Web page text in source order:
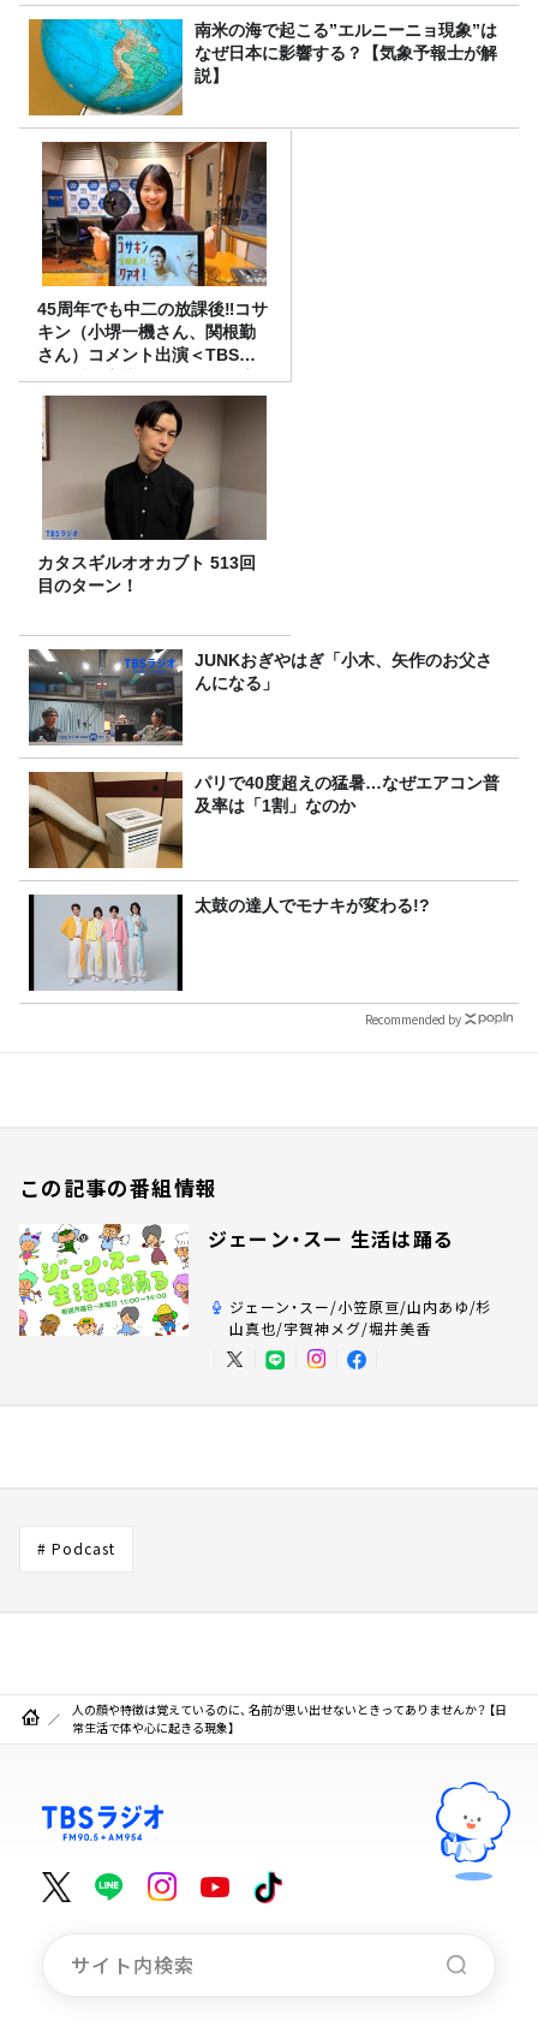
南米の海で起こる”エルニーニョ現象”は
なぜ日本に影響する？【気象予報士が解
説】
45周年でも中二の放課後‼コサ
キン（小堺一機さん、関根勤
さん）コメント出演＜TBSラ
ジオ番組審議会からのご報告
＞
カタスギルオオカブト 513回
目のターン！
JUNKおぎやはぎ「小木、矢作のお父さ
んになる」
パリで40度超えの猛暑…なぜエアコン普
及率は「1割」なのか
太鼓の達人でモナキが変わる!?
Recommended by
この記事の番組情報
ジェーン・スー 生活は踊る
ジェーン・スー/小笠原亘/山内あゆ/杉
山真也/宇賀神メグ/堀井美香
# Podcast
人の顔や特徴は覚えているのに、 名前が思い出せないときってありませんか？ 【日
常生活で体や心に起きる現象】